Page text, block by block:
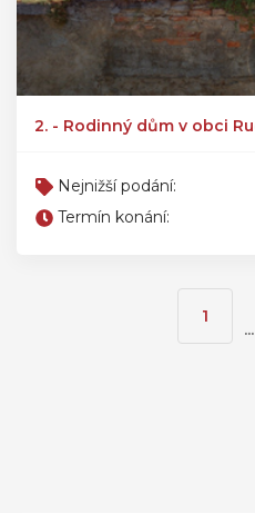
2. - Rodinný dům v obci
Nejnižší podání:
Termín konání:
1
...